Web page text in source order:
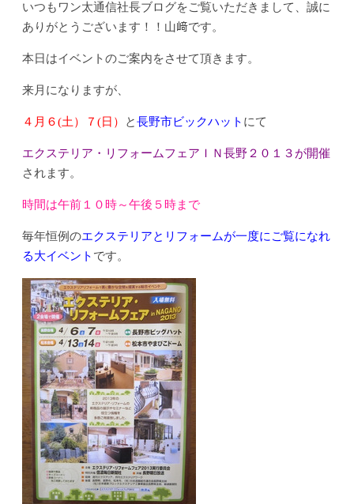
いつもワン太通信社長ブログをご覧いただきまして、誠に
ありがとうございます！！山﨑です。
本日はイベントのご案内をさせて頂きます。
来月になりますが、
４月６(土）７(日） と長野市ビックハット にて
エクステリア・リフォームフェアＩＮ長野２０１３が開催
されます。
時間は午前１０時～午後５時まで
毎年恒例のエクステリアとリフォームが一度にご覧になれ
る大イベント です。